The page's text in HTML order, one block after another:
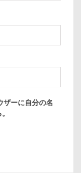
ザーに自分の名